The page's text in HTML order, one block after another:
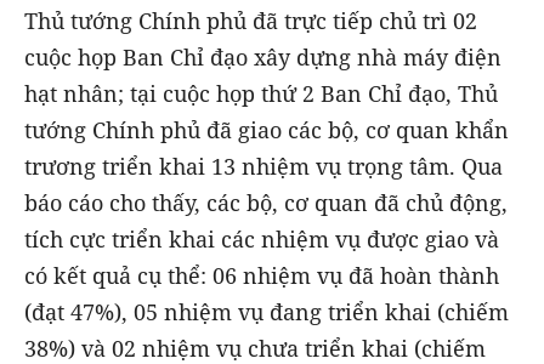
Thủ tướng Chính phủ đã trực tiếp chủ trì 02
cuộc họp Ban Chỉ đạo xây dựng nhà máy điện
hạt nhân; tại cuộc họp thứ 2 Ban Chỉ đạo, Thủ
tướng Chính phủ đã giao các bộ, cơ quan khẩn
trương triển khai 13 nhiệm vụ trọng tâm. Qua
báo cáo cho thấy, các bộ, cơ quan đã chủ động,
tích cực triển khai các nhiệm vụ được giao và
có kết quả cụ thể: 06 nhiệm vụ đã hoàn thành
(đạt 47%), 05 nhiệm vụ đang triển khai (chiếm
38%) và 02 nhiệm vụ chưa triển khai (chiếm